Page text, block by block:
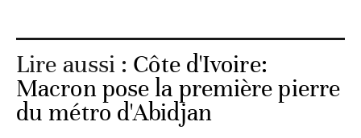
Lire aussi : Côte d'Ivoire:
Macron pose la première pierre
du métro d'Abidjan